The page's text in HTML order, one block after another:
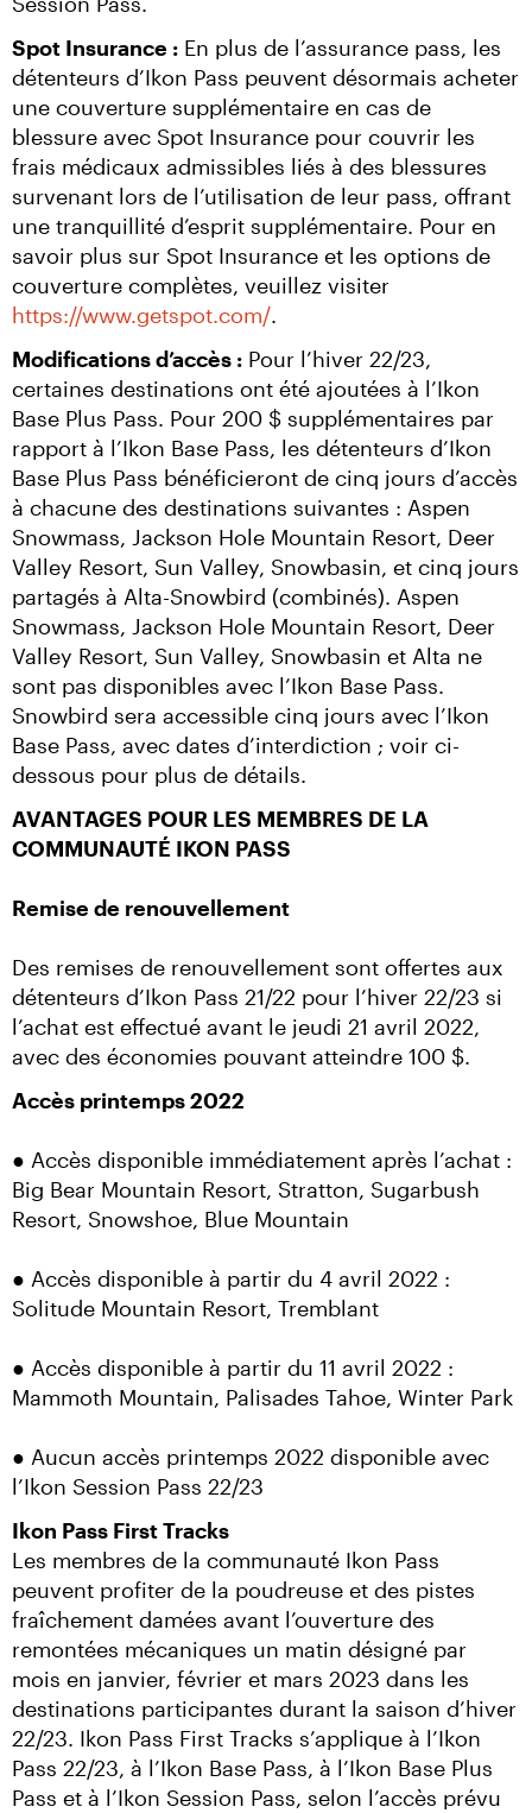
Spot Insurance : En plus de l’assurance pass, les
détenteurs d’Ikon Pass peuvent désormais acheter
une couverture supplémentaire en cas de
blessure avec Spot Insurance pour couvrir les
frais médicaux admissibles liés à des blessures
survenant lors de l’utilisation de leur pass, offrant
une tranquillité d’esprit supplémentaire. Pour en
savoir plus sur Spot Insurance et les options de
https://www.getspot.com/.
Modifications d’accès : Pour l’hiver 22/23,
certaines destinations ont été ajoutées à l’Ikon
Base Plus Pass. Pour 200 $ supplémentaires par
rapport à l’Ikon Base Pass, les détenteurs d’Ikon
Base Plus Pass bénéficieront de cinq jours d’accès
à chacune des destinations suivantes : Aspen
Snowmass, Jackson Hole Mountain Resort, Deer
Valley Resort, Sun Valley, Snowbasin, et cinq jours
partagés à Alta-Snowbird (combinés). Aspen
Snowmass, Jackson Hole Mountain Resort, Deer
Valley Resort, Sun Valley, Snowbasin et Alta ne
sont pas disponibles avec l’Ikon Base Pass.
Snowbird sera accessible cinq jours avec l’Ikon
Base Pass, avec dates d’interdiction ; voir ci-
dessous pour plus de détails.
AVANTAGES POUR LES MEMBRES DE LA
COMMUNAUTÉ IKON PASS
Remise de renouvellement
Des remises de renouvellement sont offertes aux
détenteurs d’Ikon Pass 21/22 pour l’hiver 22/23 si
l’achat est effectué avant le jeudi 21 avril 2022,
avec des économies pouvant atteindre 100 $.
Accès printemps 2022
● Accès disponible immédiatement après l’achat :
Big Bear Mountain Resort, Stratton, Sugarbush
Resort, Snowshoe, Blue Mountain
● Accès disponible à partir du 4 avril 2022 :
Solitude Mountain Resort, Tremblant
● Accès disponible à partir du 11 avril 2022 :
Mammoth Mountain, Palisades Tahoe, Winter Park
● Aucun accès printemps 2022 disponible avec
l’Ikon Session Pass 22/23
Ikon Pass First Tracks
Les membres de la communauté Ikon Pass
peuvent profiter de la poudreuse et des pistes
fraîchement damées avant l’ouverture des
remontées mécaniques un matin désigné par
mois en janvier, février et mars 2023 dans les
destinations participantes durant la saison d’hiver
22/23. Ikon Pass First Tracks s’applique à l’Ikon
Pass 22/23, à l’Ikon Base Pass, à l’Ikon Base Plus
Pass et à l’Ikon Session Pass, selon l’accès prévu